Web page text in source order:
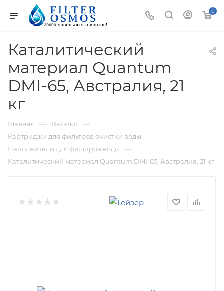
0
Каталитический
материал Quantum
DMI-65, Австралия, 21
кг
Главная — Каталог —
Картриджи для фильтров очистки воды —
Наполнители для фильтров воды —
Каталитический материал Quantum DMI-65, Австралия, 21 кг